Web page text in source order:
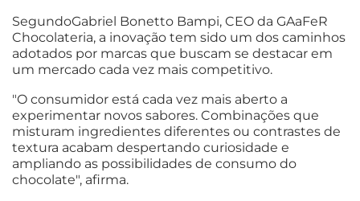
SegundoGabriel Bonetto Bampi, CEO da GAaFeR
Chocolateria, a inovação tem sido um dos caminhos
adotados por marcas que buscam se destacar em
um mercado cada vez mais competitivo.
"O consumidor está cada vez mais aberto a
experimentar novos sabores. Combinações que
misturam ingredientes diferentes ou contrastes de
textura acabam despertando curiosidade e
ampliando as possibilidades de consumo do
chocolate", afirma.